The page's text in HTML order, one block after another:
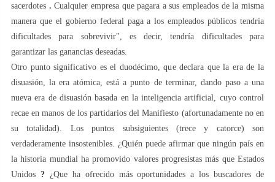
sacerdotes . Cualquier empresa que pagara a sus empleados de la misma
manera que el gobierno federal paga a los empleados públicos tendría
dificultades para sobrevivir", es decir, tendría dificultades para
garantizar las ganancias deseadas.
Otro punto significativo es el duodécimo, que declara que la era de la
disuasión, la era atómica, está a punto de terminar, dando paso a una
nueva era de disuasión basada en la inteligencia artificial, cuyo control
recae en manos de los partidarios del Manifiesto (afortunadamente no en
su totalidad). Los puntos subsiguientes (trece y catorce) son
verdaderamente insostenibles. ¿Quién puede afirmar que ningún país en
la historia mundial ha promovido valores progresistas más que Estados
Unidos ? ¿Que ha ofrecido más oportunidades a los buscadores de